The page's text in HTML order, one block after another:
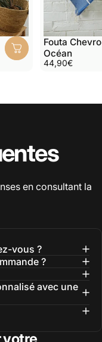
Fouta
Océan
44,90€
en consultant la
vous ?
?
avec une
votre